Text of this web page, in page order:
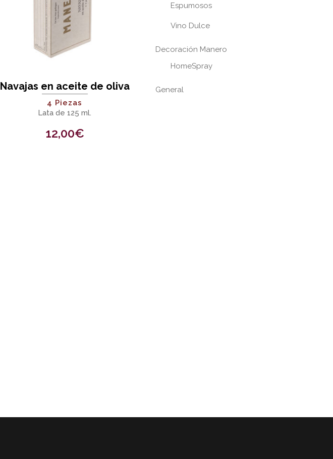
Navajas en aceite de oliva
4 Piezas
Lata de 125 ml.
12,00€
Espumosos
Vino Dulce
Decoración Manero
HomeSpray
General